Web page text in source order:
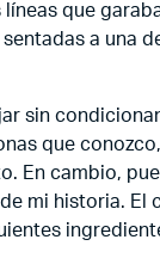
que
a una
sin
que
En cambio,
mi historia. El